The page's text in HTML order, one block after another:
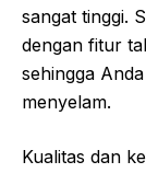
sangat tinggi.
dengan fitur
sehingga
menyelam.
Kualitas dan